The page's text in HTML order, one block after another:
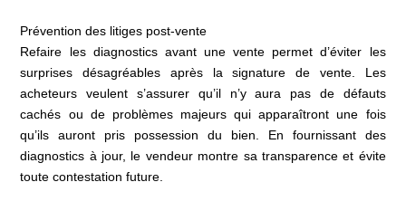
Prévention des litiges post-vente
Refaire les diagnostics avant une vente permet d’éviter les
surprises désagréables après la signature de vente. Les
acheteurs veulent s’assurer qu’il n’y aura pas de défauts
cachés ou de problèmes majeurs qui apparaîtront une fois
qu’ils auront pris possession du bien. En fournissant des
diagnostics à jour, le vendeur montre sa transparence et évite
toute contestation future.